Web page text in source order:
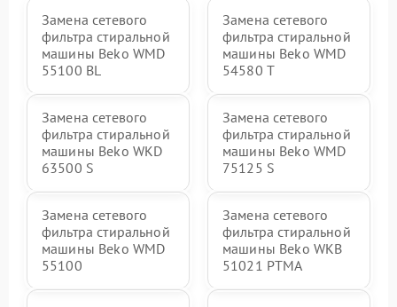
Замена сетевого
фильтра стиральной
машины Beko WMD
55100 BL
Замена сетевого
фильтра стиральной
машины Beko WMD
54580 T
Замена сетевого
фильтра стиральной
машины Beko WKD
63500 S
Замена сетевого
фильтра стиральной
машины Beko WMD
75125 S
Замена сетевого
фильтра стиральной
машины Beko WMD
55100
Замена сетевого
фильтра стиральной
машины Beko WKB
51021 PTМА